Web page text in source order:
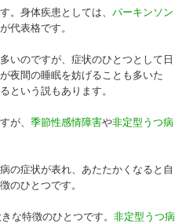
。身体疾患としては、 パーキンソン
が代表格です。
いのですが、症状のひとつとして日
夜間の睡眠を妨げることも多いた
という説もあります。
が、 季節性感情障害や非定型うつ病
の症状が表れ、あたたかくなると自
のひとつです。
な特徴のひとつです。 非定型うつ病